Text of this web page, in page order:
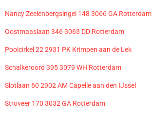
Nancy Zeelenbergsingel 148 3066 GA Rotterdam
Oostmaaslaan 346 3063 DD Rotterdam
Poolcirkel 22 2931 PK Krimpen aan de Lek
Schalkeroord 395 3079 WH Rotterdam
Slotlaan 60 2902 AM Capelle aan den IJssel
Stroveer 170 3032 GA Rotterdam